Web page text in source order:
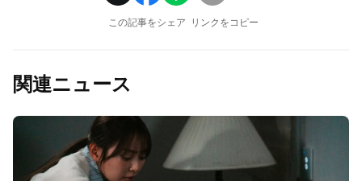
この記事をシェア リンクをコピー
関連ニュース